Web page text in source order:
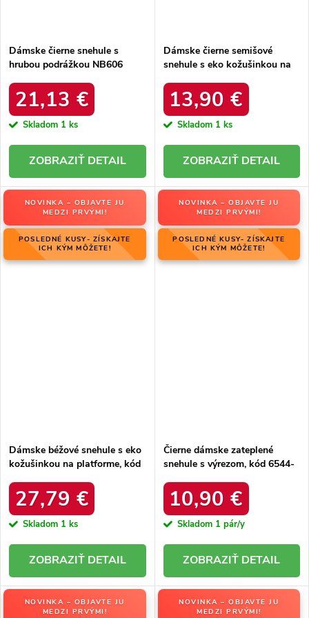
Dámske čierne snehule s
hrubou podrážkou NB606
21,13 €
Skladom 1 ks
DETAIL
Dámske čierne semišové
snehule s eko kožušinkou na
BLACK
13,90 €
Skladom 1 ks
DETAIL
NOVINKA – OBJAVTE JU
MEDZI PRVÝMI!
POSLEDNÉ KUSY- ZÍSKAJTE
ICH KÝM MÔŽETE!
Dámske béžové snehule s eko
kožušinkou na platforme, kód
27,79 €
Skladom 1 ks
DETAIL
NOVINKA – OBJAVTE JU
MEDZI PRVÝMI!
POSLEDNÉ KUSY- ZÍSKAJTE
ICH KÝM MÔŽETE!
Čierne dámske zateplené
snehule s výrezom, kód 6544-
10,90 €
Skladom 1 pár/y
DETAIL
NOVINKA – OBJAVTE JU
MEDZI PRVÝMI!
NOVINKA – OBJAVTE JU
MEDZI PRVÝMI!